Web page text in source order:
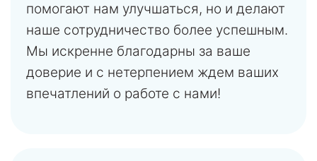
помогают нам улучшаться, но и делают
наше сотрудничество более успешным.
Мы искренне благодарны за ваше
доверие и с нетерпением ждем ваших
впечатлений о работе с нами!